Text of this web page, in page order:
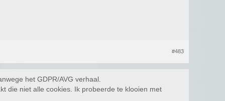
#483
het GDPR/AVG verhaal.
die niet alle cookies. Ik probeerde te klooien met